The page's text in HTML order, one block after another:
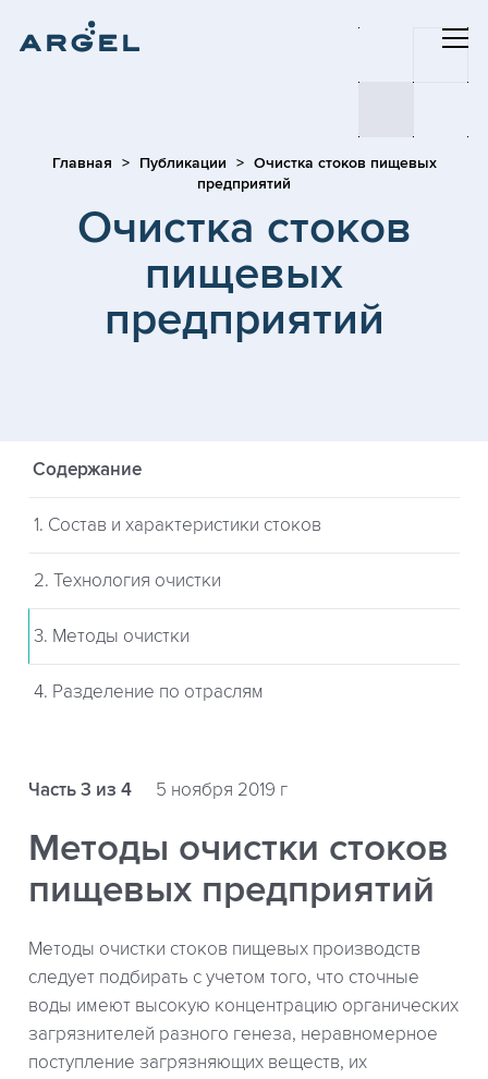
Главная Публикации
Очистка стоков пищевых
предприятий
Очистка стоков
пищевых
предприятий
Содержание
1. Состав и характеристики стоков
2. Технология очистки
3. Методы очистки
4. Разделение по отраслям
Часть 3 из 4 5 ноября 2019 г
Методы очистки стоков
пищевых предприятий
Методы очистки стоков пищевых производств
следует подбирать с учетом того, что сточные
воды имеют высокую концентрацию органических
загрязнителей разного генеза, неравномерное
поступление загрязняющих веществ, их